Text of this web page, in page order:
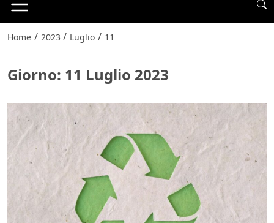
Home / 2023 / Luglio / 11
Giorno: 11 Luglio 2023